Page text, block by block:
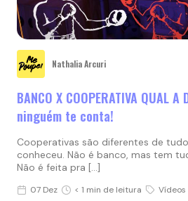
Nathalia Arcuri
BANCO X COOPERATIVA QUAL A
ninguém te conta!
Cooperativas são diferentes de
conheceu. Não é banco, mas tem
Não é feita pra […]
07 Dez < 1 min de leitura Vídeos